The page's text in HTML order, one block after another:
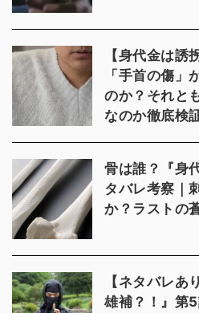
【身代金は誘
「手首の傷」
のか？それと
なのか徹底検
骨は誰？『身
タバレ考察｜
か？ラストの
【ネタバレあ
雄補？！』第